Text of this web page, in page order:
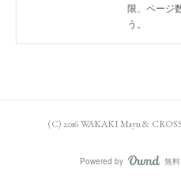
限、ページ
う。
(C) 2016 WAKAKI Mayu &
Powered by 無